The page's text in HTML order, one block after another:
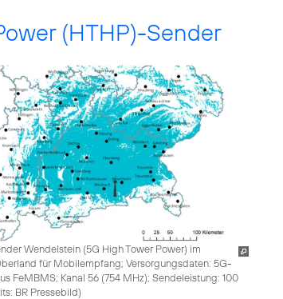
(HTHP)-Sender
Wendelstein (5G High Tower Power) im
für Mobilempfang; Versorgungsdaten: 5G-
FeMBMS; Kanal 56 (754 MHz); Sendeleistung: 100
BR Pressebild)